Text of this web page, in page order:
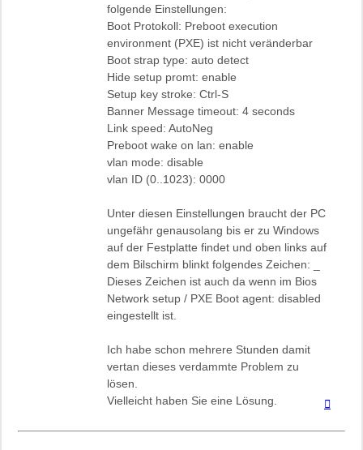
folgende Einstellungen:
Boot Protokoll: Preboot execution
environment (PXE) ist nicht veränderbar
Boot strap type: auto detect
Hide setup promt: enable
Setup key stroke: Ctrl-S
Banner Message timeout: 4 seconds
Link speed: AutoNeg
Preboot wake on lan: enable
vlan mode: disable
vlan ID (0..1023): 0000
Unter diesen Einstellungen braucht der PC
ungefähr genausolang bis er zu Windows
auf der Festplatte findet und oben links auf
dem Bilschirm blinkt folgendes Zeichen: _
Dieses Zeichen ist auch da wenn im Bios
Network setup / PXE Boot agent: disabled
eingestellt ist.
Ich habe schon mehrere Stunden damit
vertan dieses verdammte Problem zu
lösen.
Vielleicht haben Sie eine Lösung.